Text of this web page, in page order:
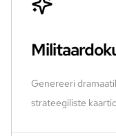
Genereeri
strateegiliste